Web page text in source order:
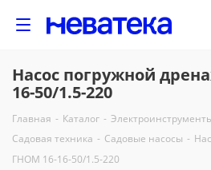
Насос погружной
16-50/1.5-220
Главная - Каталог -
Садовая техника - Садовые насосы -
ГНОМ 16-16-50/1.5-220